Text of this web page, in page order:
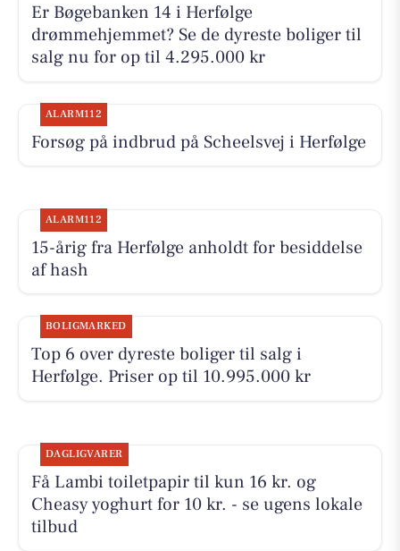
Er Bøgebanken 14 i Herfølge
drømmehjemmet? Se de dyreste boliger til
salg nu for op til 4.295.000 kr
ALARM112
Forsøg på indbrud på Scheelsvej i Herfølge
ALARM112
15-årig fra Herfølge anholdt for besiddelse
af hash
BOLIGMARKED
Top 6 over dyreste boliger til salg i
Herfølge. Priser op til 10.995.000 kr
DAGLIGVARER
Få Lambi toiletpapir til kun 16 kr. og
Cheasy yoghurt for 10 kr. - se ugens lokale
tilbud